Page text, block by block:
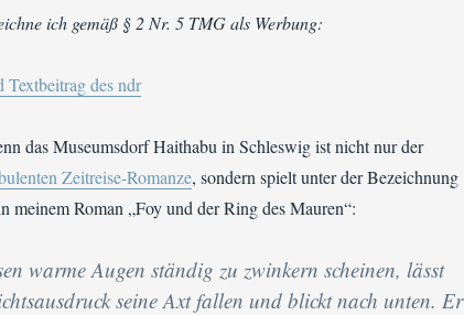
ich gemäß § 2 Nr. 5 TMG als Werbung:
des ndr
das Museumsdorf Haithabu in Schleswig ist nicht nur der
Zeitreise-Romanze, sondern spielt unter der Bezeichnung
meinem Roman „Foy und der Ring des Mauren“:
warme Augen ständig zu zwinkern scheinen, lässt
seine Axt fallen und blickt nach unten. Er